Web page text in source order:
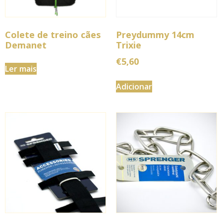
Colete de treino cães
Demanet
Ler mais
Preydummy 14cm
Trixie
€5,60
Adicionar